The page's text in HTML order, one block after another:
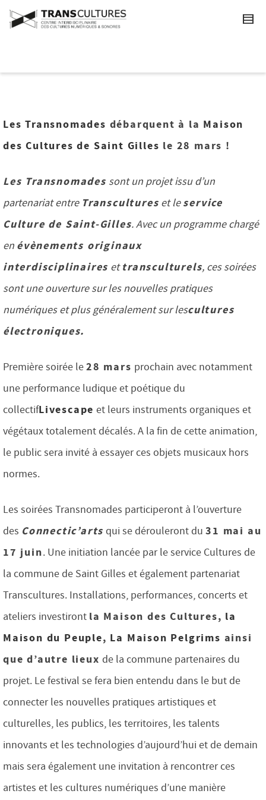
Les Transnomades débarquent à la Maison
des Cultures de Saint Gilles le 28 mars !
Les Transnomades sont un projet issu d’un
partenariat entre Transcultures et leservice
Culture de Saint-Gilles. Avec un programme chargé
en évènements originaux
interdisciplinaires ettransculturels, ces soirées
sont une ouverture sur les nouvelles pratiques
numériques et plus généralement sur lescultures
électroniques.
Première soirée le28 mars prochain avec notamment
une performance ludique et poétique du
collectifLivescape et leurs instruments organiques et
végétaux totalement décalés. A la fin de cette animation,
le public sera invité à essayer ces objets musicaux hors
normes.
Les soirées Transnomades participeront à l’ouverture
des Connectic’arts qui se dérouleront du31 mai au
17 juin. Une initiation lancée par le service Cultures de
la commune de Saint Gilles et également partenariat
Transcultures. Installations, performances, concerts et
ateliers investiront la Maison des Cultures, la
Maison du Peuple, La Maison Pelgrims ainsi
que d’autre lieux de la commune partenaires du
projet. Le festival se fera bien entendu dans le but de
connecter les nouvelles pratiques artistiques et
culturelles, les publics, les territoires, les talents
innovants et les technologies d’aujourd’hui et de demain
mais sera également une invitation à rencontrer ces
artistes et les cultures numériques d’une manière